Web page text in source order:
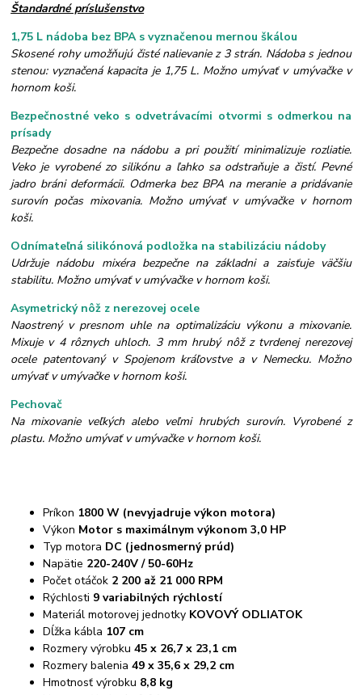
Štandardné príslušenstvo
1,75 L nádoba bez BPA s vyznačenou mernou škálou
Skosené rohy umožňujú čisté nalievanie z 3 strán. Nádoba s jednou
stenou: vyznačená kapacita je 1,75 L. Možno umývať v umývačke v
hornom koši.
Bezpečnostné veko s odvetrávacími otvormi s odmerkou na
prísady
Bezpečne dosadne na nádobu a pri použití minimalizuje rozliatie.
Veko je vyrobené zo silikónu a ľahko sa odstraňuje a čistí. Pevné
jadro bráni deformácii. Odmerka bez BPA na meranie a pridávanie
surovín počas mixovania. Možno umývať v umývačke v hornom
koši.
Odnímateľná silikónová podložka na stabilizáciu nádoby
Udržuje nádobu mixéra bezpečne na základni a zaisťuje väčšiu
stabilitu. Možno umývať v umývačke v hornom koši.
Asymetrický nôž z nerezovej ocele
Naostrený v presnom uhle na optimalizáciu výkonu a mixovanie.
Mixuje v 4 rôznych uhloch. 3 mm hrubý nôž z tvrdenej nerezovej
ocele patentovaný v Spojenom kráľovstve a v Nemecku. Možno
umývať v umývačke v hornom koši.
Pechovač
Na mixovanie veľkých alebo veľmi hrubých surovín. Vyrobené z
plastu. Možno umývať v umývačke v hornom koši.
Príkon 1800 W (nevyjadruje výkon motora)
Výkon Motor s maximálnym výkonom 3,0 HP
Typ motora DC (jednosmerný prúd)
Napätie 220-240V / 50-60Hz
Počet otáčok 2 200 až 21 000 RPM
Rýchlosti 9 variabilných rýchlostí
Materiál motorovej jednotky KOVOVÝ ODLIATOK
Dĺžka kábla 107 cm
Rozmery výrobku45 x 26,7 x 23,1 cm
Rozmery balenia 49 x 35,6 x 29,2 cm
Hmotnosť výrobku 8,8 kg